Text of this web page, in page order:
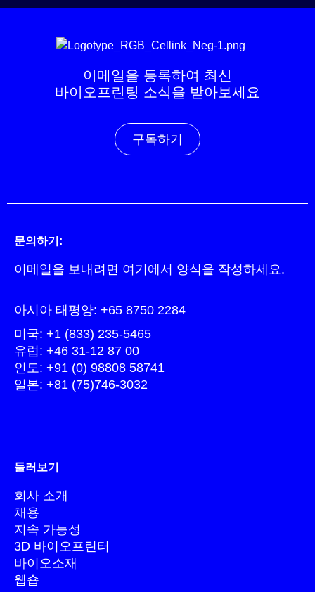
이메일을 등록하여 최신
바이오프린팅 소식을 받아보세요
구독하기
문의하기:
이메일을 보내려면 여기에서 양식을 작성하세요.
아시아 태평양: +65 8750 2284
미국: +1 (833) 235-5465
유럽: +46 31-12 87 00
인도: +91 (0) 98808 58741
일본: +81 (75)746-3032
둘러보기
회사 소개
채용
지속 가능성
3D 바이오프린터
바이오소재
웹숍